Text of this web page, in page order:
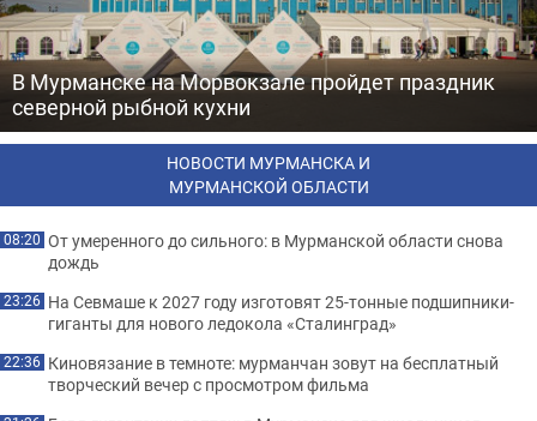
В Мурманске на Морвокзале пройдет праздник
северной рыбной кухни
НОВОСТИ МУРМАНСКА И
МУРМАНСКОЙ ОБЛАСТИ
08:20 От умеренного до сильного: в Мурманской области снова
дождь
23:26 На Севмаше к 2027 году изготовят 25-тонные подшипники-
гиганты для нового ледокола «Сталинград»
22:36 Киновязание в темноте: мурманчан зовут на бесплатный
творческий вечер с просмотром фильма